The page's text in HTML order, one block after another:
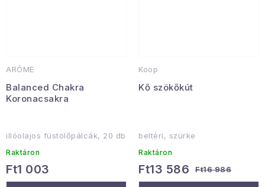
ARÔME
Balanced Chakra
Koronacsakra
illóolajos füstölőpálcák, 20 db
Raktáron
Ft1 003
Koop
Kő szökőkút
beltéri, szürke
Raktáron
Ft13 586 Ft16 986